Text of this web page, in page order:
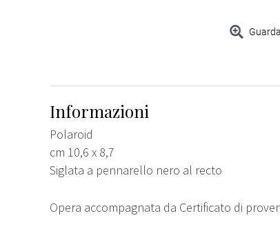
Informazioni
Polaroid
cm 10,6 x 8,7
Siglata a pennarello nero al recto
Opera accompagnata da Certificato di